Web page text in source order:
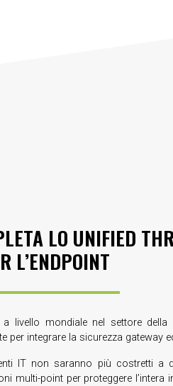
LO UNIFIED
L’ENDPOINT
livello mondiale nel settore
per integrare la sicurezza gateway
IT non saranno più costretti a
multi-point per proteggere